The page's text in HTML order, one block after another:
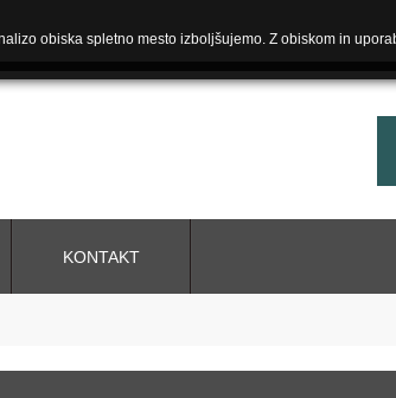
KONTAKT
obiska spletno mesto izboljšujemo. Z obiskom in